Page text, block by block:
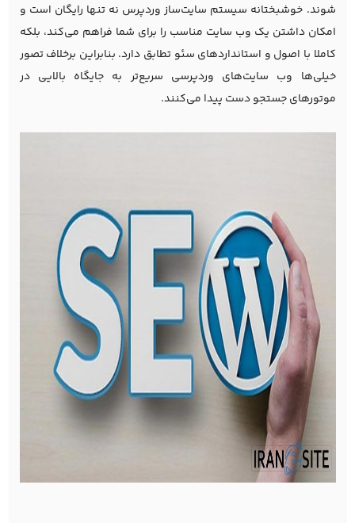
شوند. خوشبختانه سیستم سایت‌ساز وردپرس نه تنها رایگان است و
امکان داشتن یک وب سایت مناسب را برای شما فراهم می‌کند، بلکه
کاملا با اصول و استانداردهای سئو تطابق دارد. بنابراین برخلاف تصور
خیلی‌ها وب سایت‌های وردپرسی سریع‌تر به جایگاه بالایی در
موتورهای جستجو دست پیدا می‌کنند.